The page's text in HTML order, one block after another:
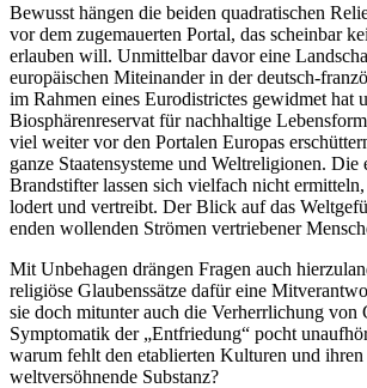
Bewusst hängen die beiden quadratischen
vor dem zugemauerten Portal, das scheinbar
erlauben will. Unmittelbar davor eine
europäischen Miteinander in der deutsch-
im Rahmen eines Eurodistrictes gewidmet hat
Biosphärenreservat für nachhaltige
viel weiter vor den Portalen Europas
ganze Staatensysteme und Weltreligionen. Die
Brandstifter lassen sich vielfach nicht
lodert und vertreibt. Der Blick auf das
enden wollenden Strömen vertriebener
Mit Unbehagen drängen Fragen auch
religiöse Glaubenssätze dafür eine
sie doch mitunter auch die Verherrlichung
Symptomatik der „Entfriedung“ pocht
warum fehlt den etablierten Kulturen und
weltversöhnende Substanz?